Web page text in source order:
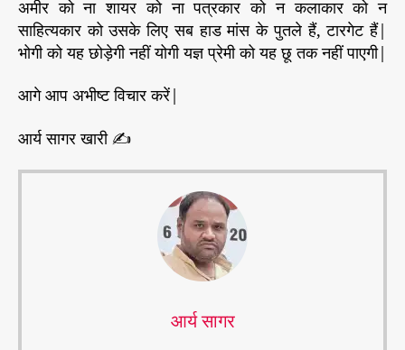
अमीर को ना शायर को ना पत्रकार को न कलाकार को न
साहित्यकार को उसके लिए सब हाड मांस के पुतले हैं, टारगेट हैं|
भोगी को यह छोड़ेगी नहीं योगी यज्ञ प्रेमी को यह छू तक नहीं पाएगी|
आगे आप अभीष्ट विचार करें|
आर्य सागर खारी ✍
आर्य सागर